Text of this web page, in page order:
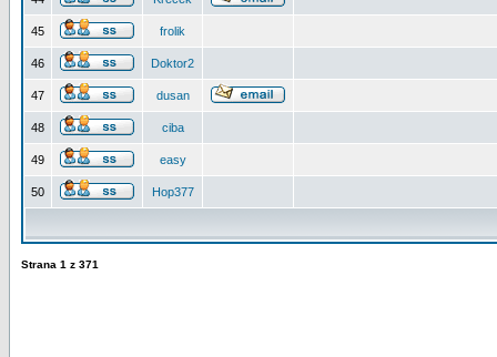
45 frolik
46 Doktor2
47 dusan
48 ciba
49 easy
50 Hop377
Strana 1 z 371